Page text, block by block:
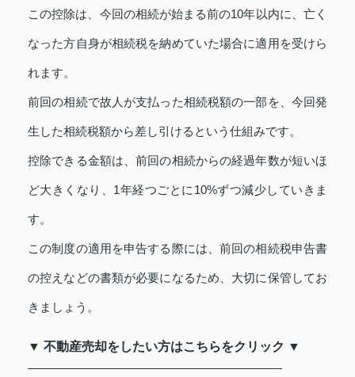
この控除は、今回の相続が始まる前の10年以内に、亡く
なった方自身が相続税を納めていた場合に適用を受けら
れます。
前回の相続で故人が支払った相続税額の一部を、今回発
生した相続税額から差し引けるという仕組みです。
控除できる金額は、前回の相続からの経過年数が短いほ
ど大きくなり、1年経つごとに10%ずつ減少していきま
す。
この制度の適用を申告する際には、前回の相続税申告書
の控えなどの書類が必要になるため、大切に保管してお
きましょう。
▼ 不動産売却をしたい方はこちらをクリック ▼